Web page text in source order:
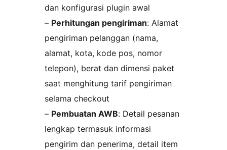
dan konfigurasi plugin awal
– Perhitungan pengiriman: Alamat
pengiriman pelanggan (nama,
alamat, kota, kode pos, nomor
telepon), berat dan dimensi paket
saat menghitung tarif pengiriman
selama checkout
– Pembuatan AWB: Detail pesanan
lengkap termasuk informasi
pengirim dan penerima, detail item